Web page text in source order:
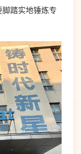
踏实地锤炼专